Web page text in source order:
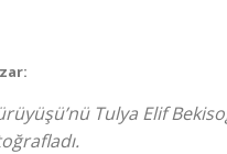
Tulya Elif